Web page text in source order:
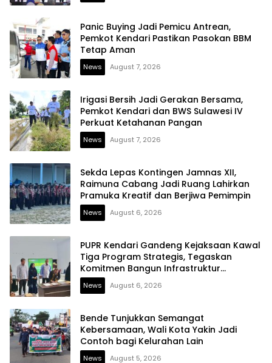
Panic Buying Jadi Pemicu Antrean,
Pemkot Kendari Pastikan Pasokan BBM
Tetap Aman
News August 7, 2026
Irigasi Bersih Jadi Gerakan Bersama,
Pemkot Kendari dan BWS Sulawesi IV
Perkuat Ketahanan Pangan
News August 7, 2026
Sekda Lepas Kontingen Jamnas XII,
Raimuna Cabang Jadi Ruang Lahirkan
Pramuka Kreatif dan Berjiwa Pemimpin
News August 6, 2026
PUPR Kendari Gandeng Kejaksaan Kawal
Tiga Program Strategis, Tegaskan
Komitmen Bangun Infrastruktur
Berintegritas
News August 6, 2026
Bende Tunjukkan Semangat
Kebersamaan, Wali Kota Yakin Jadi
Contoh bagi Kelurahan Lain
News August 5, 2026